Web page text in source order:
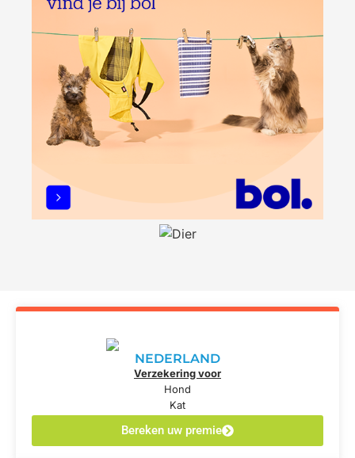
NEDERLAND
Verzekering voor
Hond
Kat
Bereken uw premie